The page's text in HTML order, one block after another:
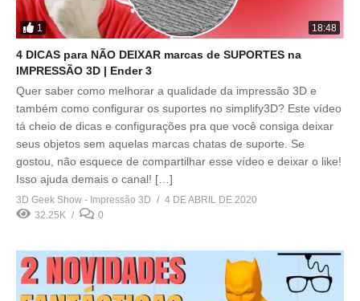
1 18:48
4 DICAS para NÃO DEIXAR marcas de SUPORTES na
IMPRESSÃO 3D | Ender 3
Quer saber como melhorar a qualidade da impressão 3D e
também como configurar os suportes no simplify3D? Este vídeo
tá cheio de dicas e configurações pra que você consiga deixar
seus objetos sem aquelas marcas chatas de suporte. Se
gostou, não esquece de compartilhar esse vídeo e deixar o like!
Isso ajuda demais o canal! […]
3D Geek Show - Impressão 3D
4 DE ABRIL DE 2020
32.25K
0